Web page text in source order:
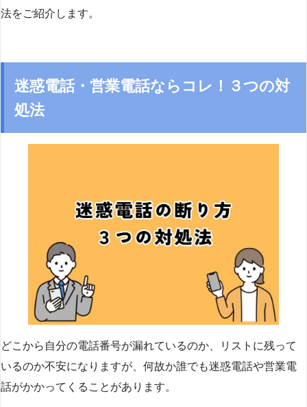
法をご紹介します。
迷惑電話・営業電話ならコレ！３つの対
処法
どこから自分の電話番号が漏れているのか、リストに残って
いるのか不安になりますが、何故か誰でも迷惑電話や営業電
話がかかってくることがあります。